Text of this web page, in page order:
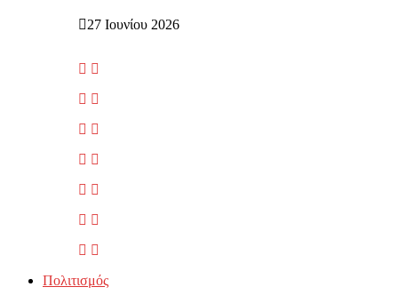
27 Ιουνίου 2026
Πολιτισμός